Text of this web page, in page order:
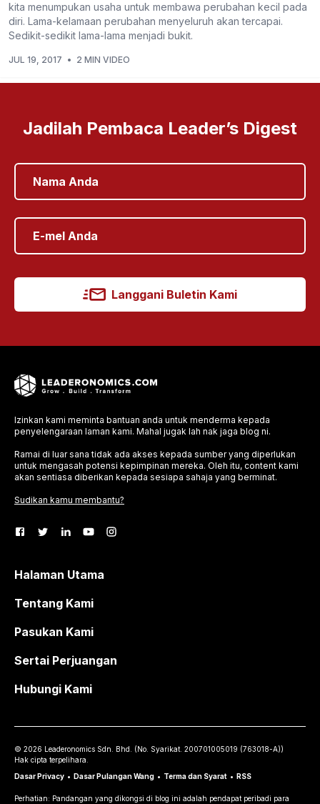
kita menumpukan usaha untuk membawa perubahan kecil pada
diri. Lama-kelamaan perubahan menyeluruh akan tercapai.
Sedikit-sedikit lama-lama menjadi bukit.
JUL 19, 2017 • 2 MIN VIDEO
Jadilah Pembaca Leader’s Digest
Langgani Buletin Kami
Izinkan kami meminta bantuan anda untuk menderma kepada
penyelengaraan laman kami. Mahal jugak lah nak jaga blog ni.
Ramai di luar sana tidak ada akses kepada sumber yang diperlukan
untuk mengasah potensi kepimpinan mereka. Oleh itu, content kami
akan sentiasa diberikan kepada sesiapa sahaja yang berminat.
Sudikan kamu membantu?
Halaman Utama
Tentang Kami
Pasukan Kami
Sertai Perjuangan
Hubungi Kami
© 2026 Leaderonomics Sdn. Bhd. (No. Syarikat. 200701005019 (763018-A))
Hak cipta terpelihara.
Dasar Privacy • Dasar Pulangan Wang • Terma dan Syarat • RSS
Perhatian: Pandangan yang dikongsi di blog ini adalah pendapat peribadi para